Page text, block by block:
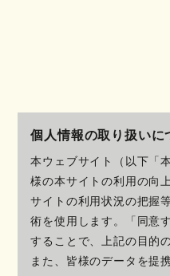
個人情報の取り扱いに
本ウェブサイト（以下「
様の本サイトの利用の向
サイトの利用状況の把握
術を使用します。「同意
することで、上記の目的
また、皆様のデータを提